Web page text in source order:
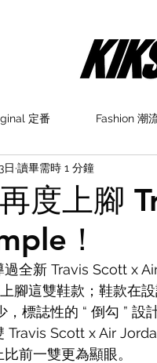
定番 Fashion 潮
度上腳
！
日 讀畢需時 1 分鐘
全新 Travis Scott x
腳這雙鞋款；鞋款在
標誌性的 “ 倒勾 ” 設
Travis Scott x Air
前一雙更為顯眼。